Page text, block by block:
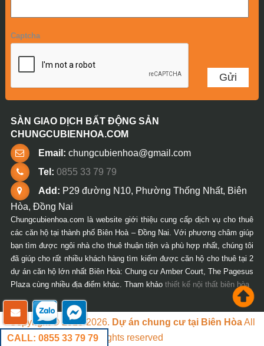
Captcha
SÀN GIAO DỊCH BẤT ĐỘNG SẢN
CHUNGCUBIENHOA.COM
Email: chungcubienhoa@gmail.com
Tel: 0855 33 79 79
Add: P29 đường N10, Phường Thống Nhất, Biên
Hòa, Đồng Nai
Chungcubienhoa.com là website giới thiệu cung cấp dịch vụ cho thuê
các căn hộ tại thành phố Biên Hoà – Đồng Nai. Với phương châm giúp
bạn tìm được ngôi nhà cho thuê thuận tiện và phù hợp nhất, chúng tôi
đã giúp cho rất nhiều khách hàng tìm kiếm được căn hộ cho thuê tại 2
dự án căn hộ lớn nhất Biên Hoà: Chung cư Amber Court, The Pagesus
Plaza cùng nhiều địa điểm khác. Tham khảo thiết kế nội thất biên hòa
CALL: 0855 33 79 79
Copyright © 2018-2026. Dự án chung cư tại Biên HòaAll
rights reserved